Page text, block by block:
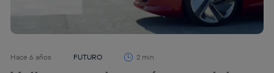
Hace 6 años FUTURO 2 min